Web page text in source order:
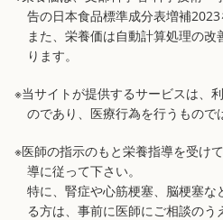
告の日本食品標準成分表増補2023
また、栄養価は自動計算処理の
ります。
※当サイトが提供するサービスは、
のであり、医療行為を行うもので
※医師の指示のもと栄養指導を受け
導に従って下さい。
特に、腎症や心筋梗塞、脳梗塞
る方は、事前に医師にご相談のう